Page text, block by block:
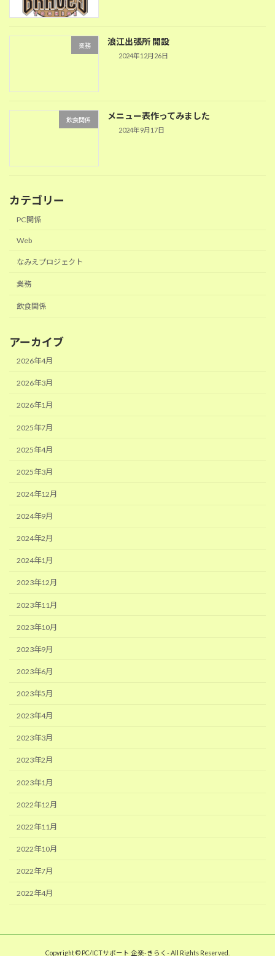
業務 浪江出張所 開設
2024年12月26日
飲食関係 メニュー表作ってみました
2024年9月17日
カテゴリー
PC関係
Web
なみえプロジェクト
業務
飲食関係
アーカイブ
2026年4月
2026年3月
2026年1月
2025年7月
2025年4月
2025年3月
2024年12月
2024年9月
2024年2月
2024年1月
2023年12月
2023年11月
2023年10月
2023年9月
2023年6月
2023年5月
2023年4月
2023年3月
2023年2月
2023年1月
2022年12月
2022年11月
2022年10月
2022年7月
2022年4月
Copyright © PC/ICTサポート 企楽-きらく- All Rights Reserved.